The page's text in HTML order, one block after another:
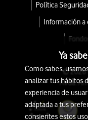
Política
Información a
© 2026
Avda.
Ya
Como sabes,
analizar tus hábitos
experiencia de
adaptada a tus
consientes estos